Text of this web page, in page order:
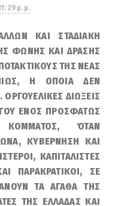
μ.μ.
ΚΑΙ ΣΤΑΔΙΑΚΗ
ΦΩΝΗΣ ΚΑΙ ΔΡΑΣΗΣ
ΤΗΣ ΝΕΑΣ
Η ΟΠΟΙΑ ΔΕΝ
ΔΙΩΞΕΙΣ
ΕΝΟΣ ΠΡΟΣΦΑΤΩΣ
ΚΟΜΜΑΤΟΣ, ΌΤΑΝ
ΚΥΒΕΡΝΗΣΗ ΚΑΙ
ΚΑΠΙΤΑΛΙΣΤΕΣ
ΠΑΡΑΚΡΑΤΙΚΟΙ, ΣΕ
ΤΑ ΑΓΑΘΑ ΤΗΣ
ΤΗΣ ΕΛΛΑΔΑΣ ΚΑΙ